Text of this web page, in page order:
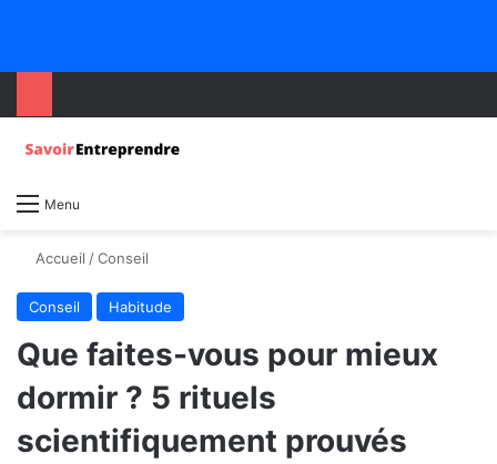
Menu
Accueil /Conseil
Conseil Habitude
Que faites-vous pour mieux
dormir ? 5 rituels
scientifiquement prouvés